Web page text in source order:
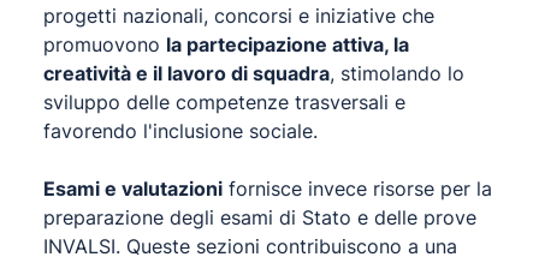
progetti nazionali, concorsi e iniziative che
promuovono la partecipazione attiva, la
creatività e il lavoro di squadra, stimolando lo
sviluppo delle competenze trasversali e
favorendo l'inclusione sociale.
Esami e valutazioni fornisce invece risorse per la
preparazione degli esami di Stato e delle prove
INVALSI. Queste sezioni contribuiscono a una